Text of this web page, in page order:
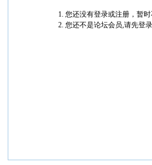
您还没有登录或注册，暂
您还不是论坛会员,请先登